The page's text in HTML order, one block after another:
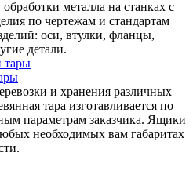
металла на станках с
по чертежам и стандартам
оси, втулки, фланцы,
детали.
и хранения различных
тара изготавливается по
параметрам заказчика. Ящики
необходимых вам габаритах